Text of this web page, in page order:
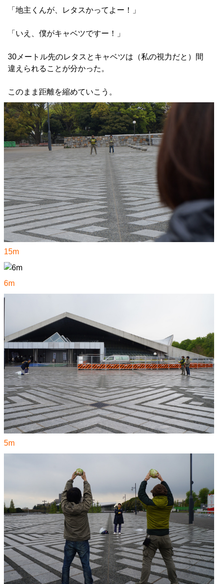
「地主くんが、レタスかってよー！」
「いえ、僕がキャベツですー！」
30メートル先のレタスとキャベツは（私の視力だと）間
違えられることが分かった。
このまま距離を縮めていこう。
15m
6m
5m